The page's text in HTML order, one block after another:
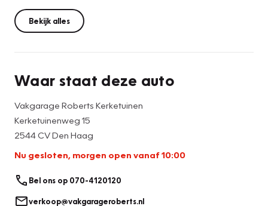
sinds 2024 bij ons in onderhoud. Verder voorzien van all-
seasonbanden.
* 12 maanden BOVAG garantie
* Complete reiniging binnen en buiten
* Geldige APK
* Vloeistoffencontrole
* Verlichtingscontrole
Bekijk alles
Waar staat deze auto
Vakgarage Roberts Kerketuinen
Kerketuinenweg 15
2544 CV Den Haag
Nu gesloten, morgen open vanaf 10:00
Bel ons op 070-4120120
verkoop@vakgarageroberts.nl